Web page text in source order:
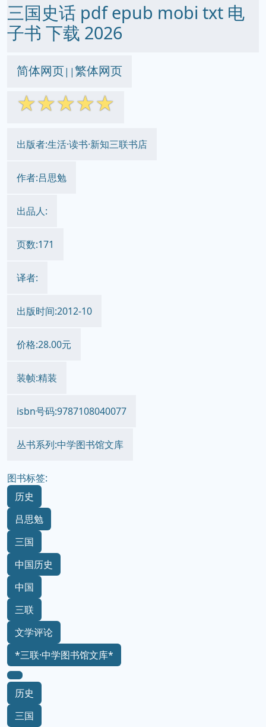
三国史话 pdf epub mobi txt 电
子书 下载 2026
简体网页||繁体网页
☆☆☆☆☆
出版者:生活·读书·新知三联书店
作者:吕思勉
出品人:
页数:171
译者:
出版时间:2012-10
价格:28.00元
装帧:精装
isbn号码:9787108040077
丛书系列:中学图书馆文库
图书标签:
历史
吕思勉
三国
中国历史
中国
三联
文学评论
*三联·中学图书馆文库*
历史
三国